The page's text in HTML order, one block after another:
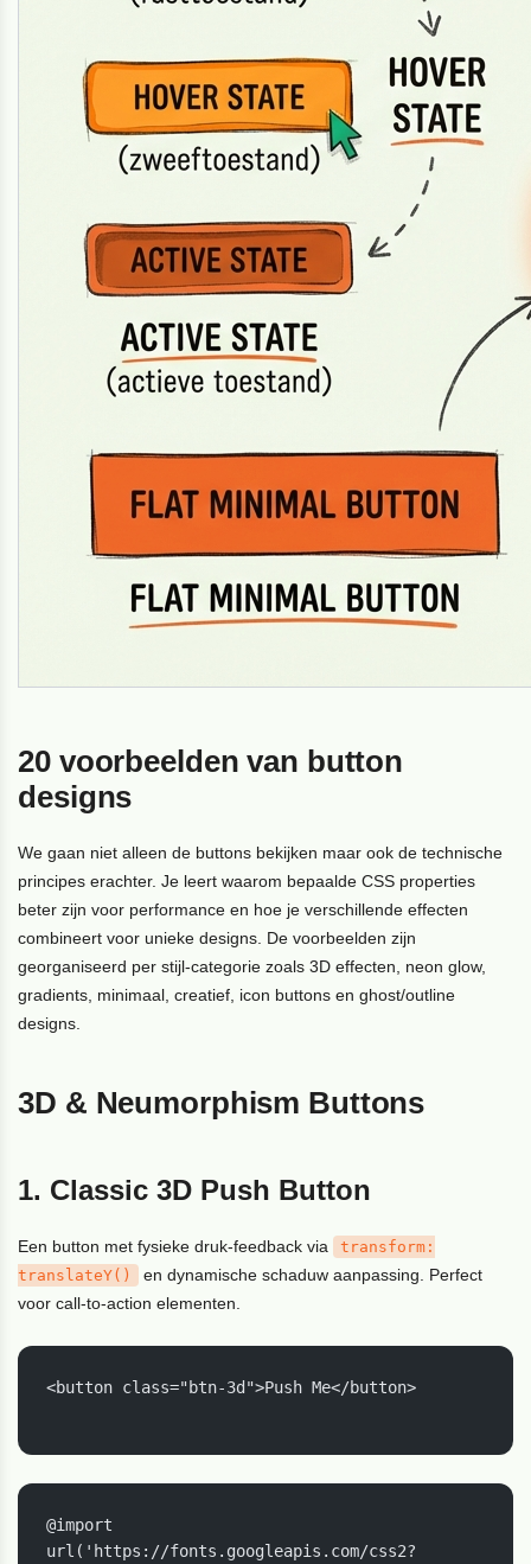
20 voorbeelden van button
designs
We gaan niet alleen de buttons bekijken maar ook de technische
principes erachter. Je leert waarom bepaalde CSS properties
beter zijn voor performance en hoe je verschillende effecten
combineert voor unieke designs. De voorbeelden zijn
georganiseerd per stijl-categorie zoals 3D effecten, neon glow,
gradients, minimaal, creatief, icon buttons en ghost/outline
designs.
3D & Neumorphism Buttons
1. Classic 3D Push Button
Een button met fysieke druk-feedback via
transform:
translateY()
en dynamische schaduw aanpassing. Perfect
voor call-to-action elementen.
<button class="btn-3d">Push Me</button>
@import
url('https://fonts.googleapis.com/css2?